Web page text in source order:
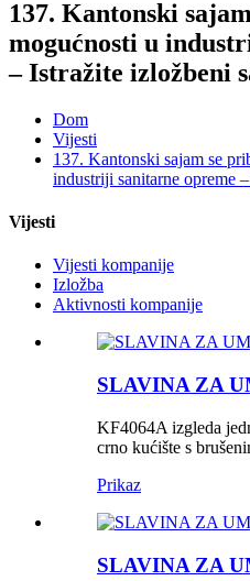
137. Kantonski
mogućnosti u
– Istražite izložbeni
Dom
Vijesti
137. Kantonski sajam se
industriji sanitarne opreme
Vijesti
Vijesti kompanije
Izložba
Aktivnosti kompanije
SLAVINA ZA
KF4064A izgleda
crno kućište s
Prikaz
SLAVINA ZA